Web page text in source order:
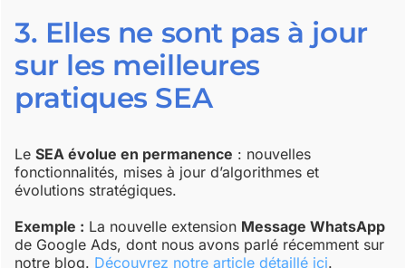
3. Elles ne sont pas à jour
sur les meilleures
pratiques SEA
LeSEA évolue en permanence : nouvelles
fonctionnalités, mises à jour d’algorithmes et
évolutions stratégiques.
Exemple : La nouvelle extension Message WhatsApp
de Google Ads, dont nous avons parlé récemment sur
notre blog. Découvrez notre article détaillé ici.